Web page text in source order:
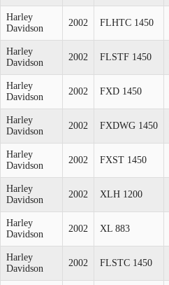
Harley
Davidson
2002 FLHTC 1450
Harley
Davidson
2002 FLSTF 1450
Harley
Davidson
2002 FXD 1450
Harley
Davidson
2002 FXDWG 1450
Harley
Davidson
2002 FXST 1450
Harley
Davidson
2002 XLH 1200
Harley
Davidson
2002 XL 883
Harley
Davidson
2002 FLSTC 1450